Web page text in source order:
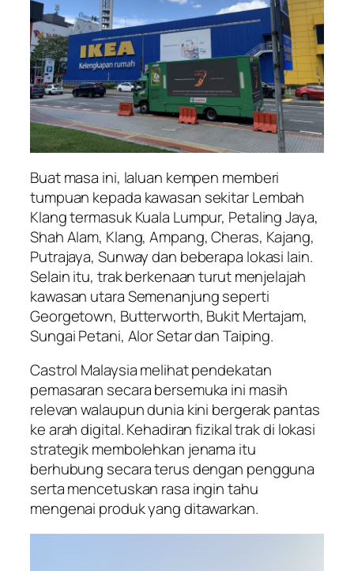
Buat masa ini, laluan kempen memberi
tumpuan kepada kawasan sekitar Lembah
Klang termasuk Kuala Lumpur, Petaling Jaya,
Shah Alam, Klang, Ampang, Cheras, Kajang,
Putrajaya, Sunway dan beberapa lokasi lain.
Selain itu, trak berkenaan turut menjelajah
kawasan utara Semenanjung seperti
Georgetown, Butterworth, Bukit Mertajam,
Sungai Petani, Alor Setar dan Taiping.
Castrol Malaysia melihat pendekatan
pemasaran secara bersemuka ini masih
relevan walaupun dunia kini bergerak pantas
ke arah digital. Kehadiran fizikal trak di lokasi
strategik membolehkan jenama itu
berhubung secara terus dengan pengguna
serta mencetuskan rasa ingin tahu
mengenai produk yang ditawarkan.